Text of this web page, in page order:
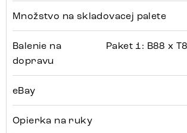
Množstvo na skladovacej palete
Balenie na
dopravu
Paket 1: B88 x
eBay
Opierka na ruky